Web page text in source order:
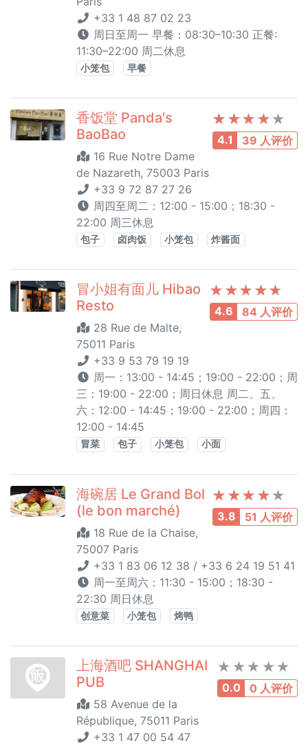
+33 1 48 87 02 23
周日至周一 早餐：08:30–10:30 正餐:
11:30–22:00 周二休息
小笼包 早餐
4.1 39 人评价
香饭堂 Panda's
BaoBao
16 Rue Notre Dame
de Nazareth, 75003 Paris
+33 9 72 87 27 26
周四至周二：12:00 - 15:00；18:30 -
22:00 周三休息
包子 卤肉饭 小笼包 炸酱面
4.6 84 人评价
冒小姐有面儿 Hibao
Resto
28 Rue de Malte,
75011 Paris
+33 9 53 79 19 19
周一：13:00 - 14:45；19:00 - 22:00；周
三：19:00 - 22:00；周日休息 周二、五、
六：12:00 - 14:45；19:00 - 22:00；周四：
12:00 - 14:45
冒菜 包子 小笼包 小面
3.8 51 人评价
海碗居 Le Grand Bol
(le bon marché)
18 Rue de la Chaise,
75007 Paris
+33 1 83 06 12 38 / +33 6 24 19 51 41
周一至周六：11:30 - 15:00；18:30 -
22:30 周日休息
创意菜 小笼包 烤鸭
0.0 0 人评价
上海酒吧 SHANGHAI
PUB
58 Avenue de la
République, 75011 Paris
+33 1 47 00 54 47